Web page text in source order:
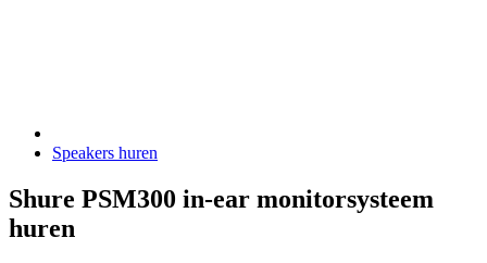
Speakers huren
Shure PSM300 in-ear monitorsysteem
huren